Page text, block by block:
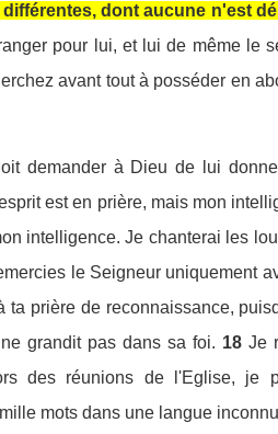
dont aucune n'est
pour lui, et lui de même le
avant tout à posséder en
demander à Dieu de lui
est en prière, mais mon
intelligence. Je chanterai les
le Seigneur uniquement
prière de reconnaissance,
grandit pas dans sa foi. 18 Je
des réunions de l'Eglise, je
mots dans une langue